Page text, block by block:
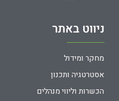
ניווט באתר
מחקר ומידול
אסטרטגיה ותכנון
הכשרות וליווי מנהלים